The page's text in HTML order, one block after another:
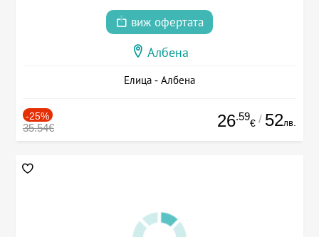
виж офертата
Албена
Елица - Албена
-25%
35.54€ 26.59
€ / 52лв.